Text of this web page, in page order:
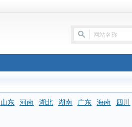
山东 河南 湖北 湖南 广东 海南 四川